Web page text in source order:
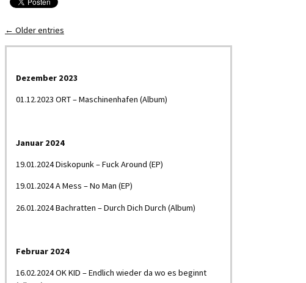
← Older entries
Dezember 2023
01.12.2023 ORT – Maschinenhafen (Album)
Januar 2024
19.01.2024 Diskopunk – Fuck Around (EP)
19.01.2024 A Mess – No Man (EP)
26.01.2024 Bachratten – Durch Dich Durch (Album)
Februar 2024
16.02.2024 OK KID – Endlich wieder da wo es beginnt